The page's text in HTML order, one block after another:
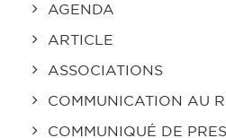
AGENDA
ARTICLE
ASSOCIATIONS
COMMUNICATION AU
COMMUNIQUÉ DE